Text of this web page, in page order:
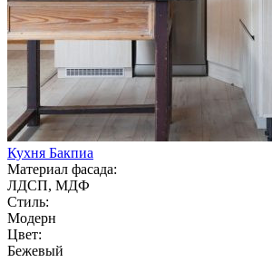
Кухня Бакпиа
Материал фасада:
ЛДСП, МДФ
Стиль:
Модерн
Цвет:
Бежевый